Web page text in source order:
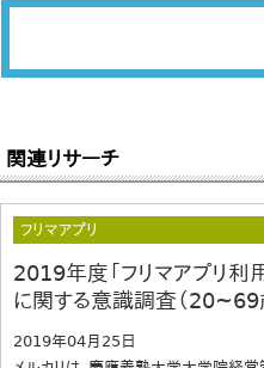
関連リサーチ
フリマアプリ
2019年度「フリマアプリ
に関する意識調査（20~69
2019年04月25日